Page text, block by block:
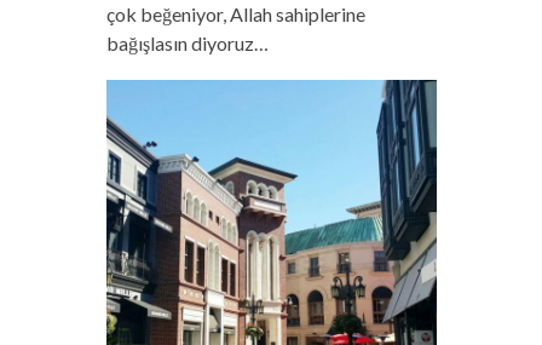
çok beğeniyor, Allah sahiplerine
bağışlasın diyoruz…